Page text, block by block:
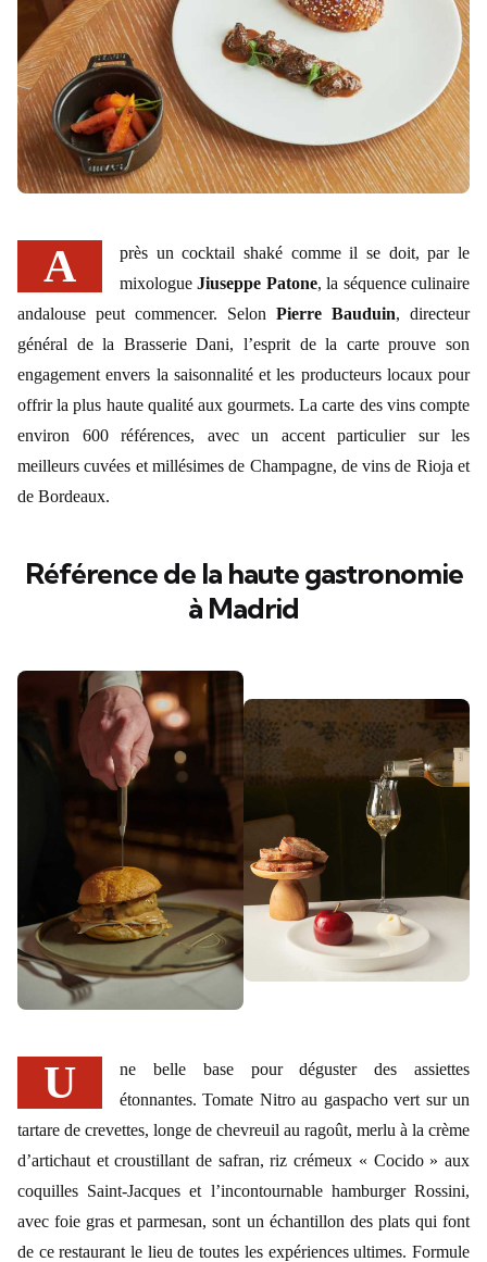
Après un cocktail shaké comme il se doit, par le mixologueJiuseppe Patone, la séquence culinaire
andalouse peut commencer. Selon Pierre Bauduin, directeur
général de la Brasserie Dani, l’esprit de la carte prouve son
engagement envers la saisonnalité et les producteurs locaux pour
offrir la plus haute qualité aux gourmets. La carte des vins compte
environ 600 références, avec un accent particulier sur les
meilleurs cuvées et millésimes de Champagne, de vins de Rioja et
de Bordeaux.
Référence de la haute gastronomie
à Madrid
Une belle base pour déguster des assiettes
étonnantes. Tomate Nitro au gaspacho vert sur un
tartare de crevettes, longe de chevreuil au ragoût, merlu à la crème
d’artichaut et croustillant de safran, riz crémeux « Cocido » aux
coquilles Saint-Jacques et l’incontournable hamburger Rossini,
avec foie gras et parmesan, sont un échantillon des plats qui font
de ce restaurant le lieu de toutes les expériences ultimes. Formule